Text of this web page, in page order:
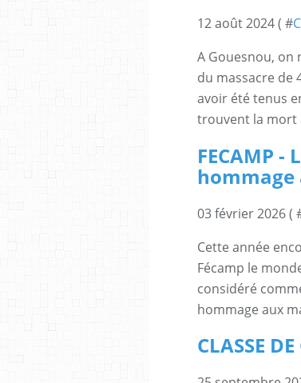
12 août 2024 ( #
A Gouesnou, on
du massacre de
avoir été tenus
trouvent la mort
FECAMP
hommage
03 février 2026 (
Cette année
Fécamp le
considéré
hommage aux
CLASSE